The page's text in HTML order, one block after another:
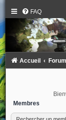
FAQ
Accueil Forum
Membres